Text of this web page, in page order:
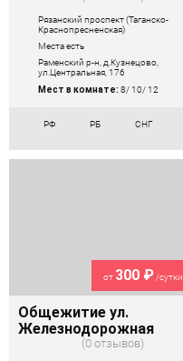
Рязанский проспект (Таганско-
Краснопресненская)
Места есть
Раменский р-н, д.Кузнецово,
ул.Центральная, 176
Мест в комнате: 8/ 10/ 12
РФ РБ СНГ
от 300 ₽/сутки
Общежитие ул.
Железнодорожная
0 отзывов